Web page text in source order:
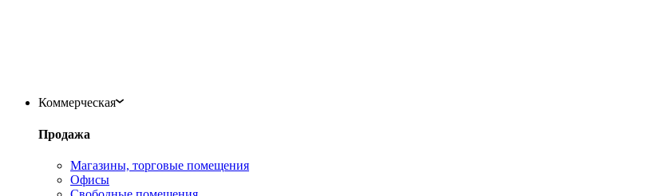
Коммерческая
Продажа
Магазины, торговые помещения
Офисы